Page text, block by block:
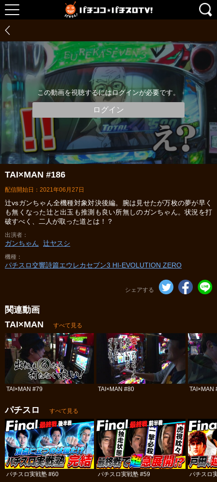
この動画を視聴するにはログインが必要です。
ログイン
TAI×MAN #186
配信開始日：2021年06月27日
辻vsガンちゃん全機種対象対決後編。腕は見せたが万枚の夢が早く
も無くなった辻と出玉も推測も良い所無しのガンちゃん。状況を打
破すべく、二人が取った道とは！？
出演者
ガンちゃん 辻ヤスシ
機種
パチスロ交響詩篇エウレカセブン3 HI‐EVOLUTION ZERO
シェアする
関連動画
TAI×MAN
すべて見る
TAI×MAN #79 TAI×MAN #80 TAI×MAN
パチスロ すべて見る
パチスロ実戦塾 #60 パチスロ実戦塾 #59 パチスロ